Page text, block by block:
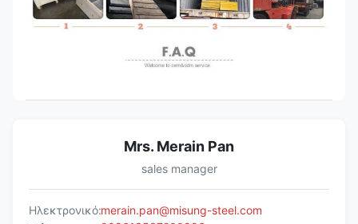
Mrs. Merain Pan
sales manager
Ηλεκτρονικό:merain.pan@misung-steel.com